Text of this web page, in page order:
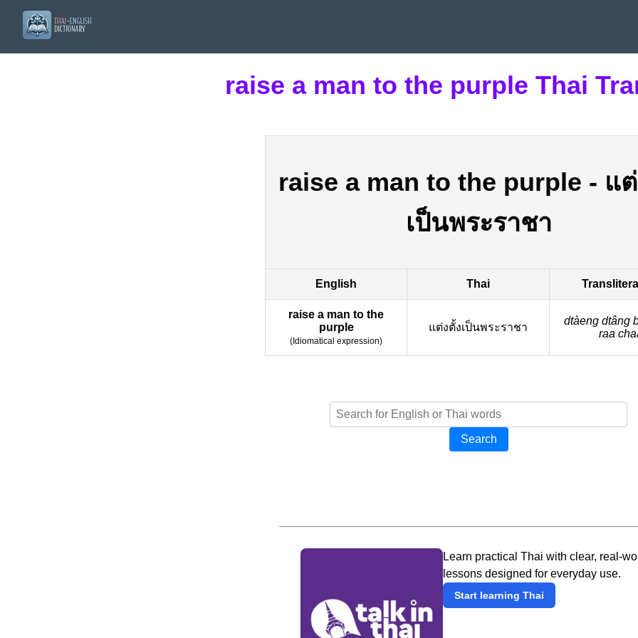
raise a man to the purple Thai
raise a man to the purple - แ
เป็นพระราชา
English Thai
raise a man to the
purple
(Idiomatical expression)
แต่งตั้งเป็นพระราชา
dtàeng dtâng
raa
Search
Learn practical Thai with clear, real-
lessons designed for everyday use.
Start learning Thai